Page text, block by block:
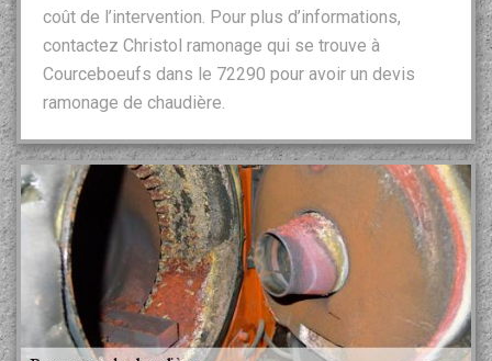
coût de l’intervention. Pour plus d’informations,
contactez Christol ramonage qui se trouve à
Courceboeufs dans le 72290 pour avoir un devis
ramonage de chaudière.